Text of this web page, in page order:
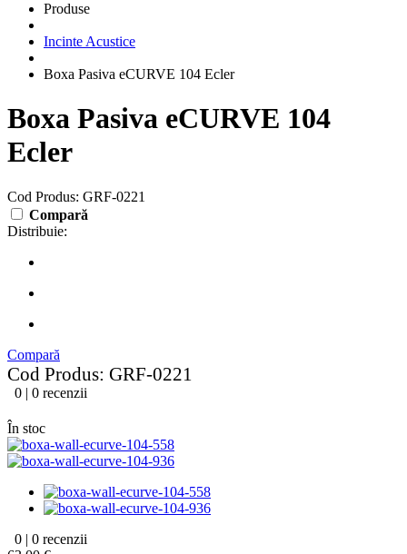
Produse
Incinte Acustice
Boxa Pasiva eCURVE 104 Ecler
Boxa Pasiva eCURVE 104
Ecler
Cod Produs: GRF-0221
Compară
Distribuie:
Compară
Cod Produs: GRF-0221
0 | 0 recenzii
În stoc
0 | 0 recenzii